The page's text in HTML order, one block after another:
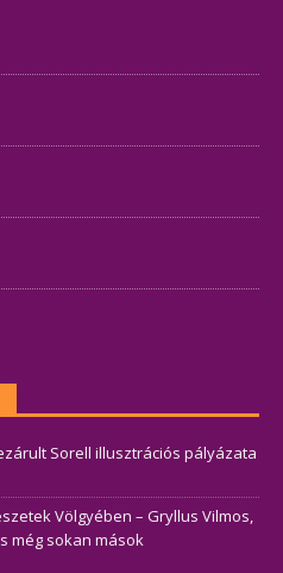
Sorell illusztrációs pályázata
Völgyében – Gryllus Vilmos,
még sokan mások